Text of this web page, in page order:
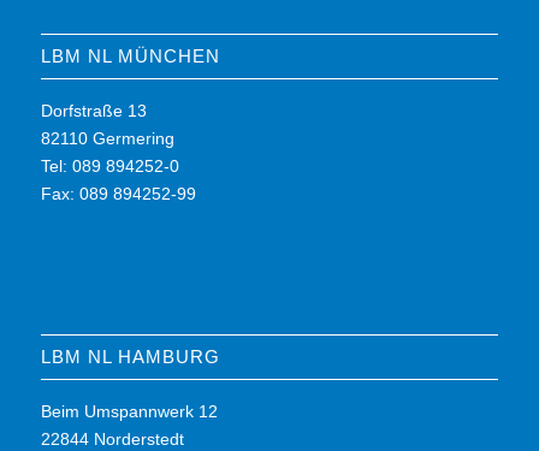
LBM NL MÜNCHEN
Dorfstraße 13
82110 Germering
Tel: 089 894252-0
Fax: 089 894252-99
LBM NL HAMBURG
Beim Umspannwerk 12
22844 Norderstedt